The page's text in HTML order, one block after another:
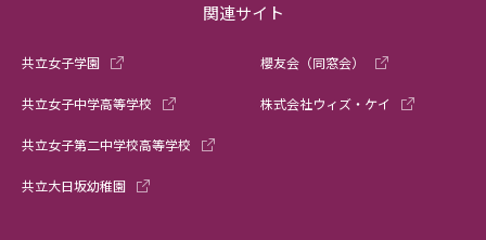
関連サイト
共立女子学園
共立女子中学高等学校
共立女子第二中学校高等学校
共立大日坂幼稚園
櫻友会（同窓会）
株式会社ウィズ・ケイ